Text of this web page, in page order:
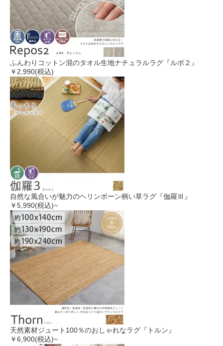
ふんわりコットン混のタオル生地ナチュラルラグ『ルポ２』
￥2,990(税込)
自然な風合いが魅力のヘリンボーン柄い草ラグ『伽羅Ⅲ』
￥5,990(税込)~
天然素材ジュート100％のおしゃれなラグ『トルン』
￥6,900(税込)~